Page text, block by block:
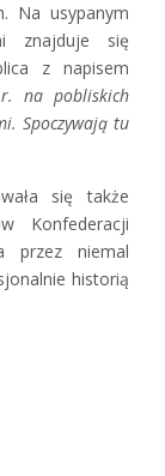
Na usypanym
znajduje się
z napisem
r. na pobliskich
Spoczywają tu
się także
Konfederacji
przez niemal
historią